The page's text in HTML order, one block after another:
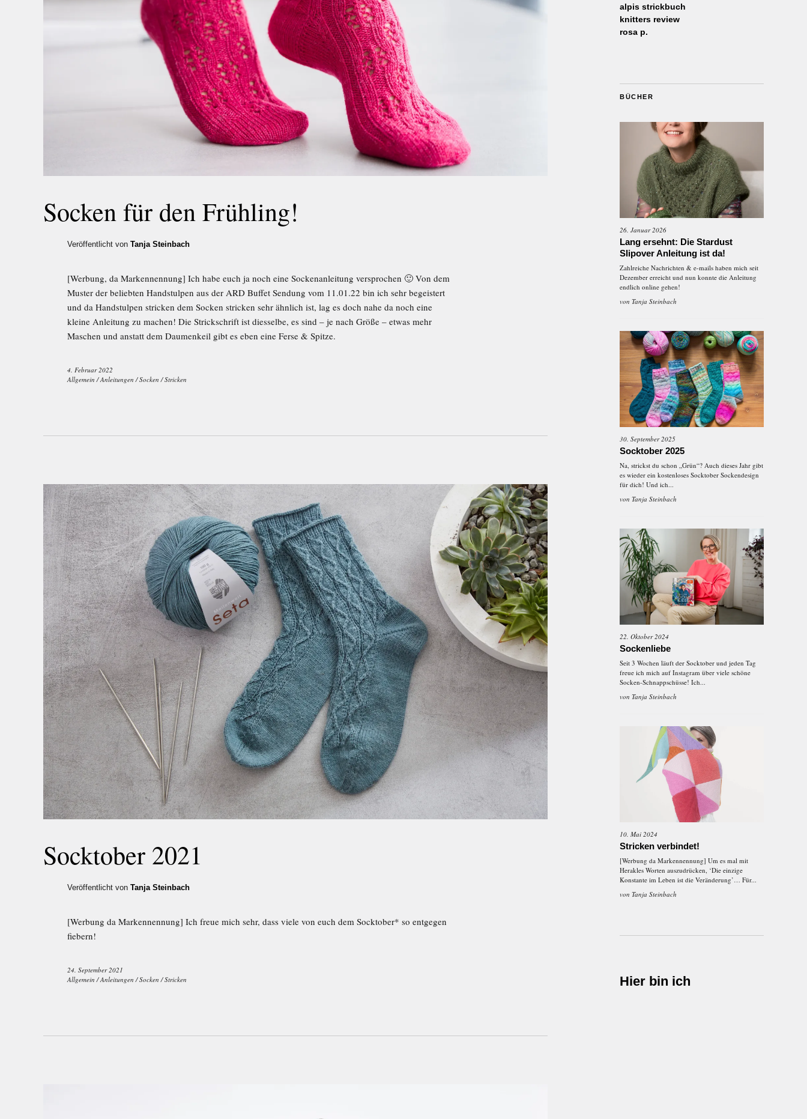
Socken für den Frühling!
Veröffentlicht von Tanja Steinbach
[Werbung, da Markennennung] Ich habe euch ja noch eine Sockenanleitung versprochen 🙂 Von dem
Muster der beliebten Handstulpen aus der ARD Buffet Sendung vom 11.01.22 bin ich sehr begeistert
und da Handstulpen stricken dem Socken stricken sehr ähnlich ist, lag es doch nahe da noch eine
kleine Anleitung zu machen! Die Strickschrift ist diesselbe, es sind – je nach Größe – etwas mehr
Maschen und anstatt dem Daumenkeil gibt es eben eine Ferse & Spitze.
4. Februar 2022
Allgemein /Anleitungen /Socken /Stricken
Socktober 2021
Veröffentlicht von Tanja Steinbach
[Werbung da Markennennung] Ich freue mich sehr, dass viele von euch dem Socktober* so entgegen
fiebern!
24. September 2021
Allgemein /Anleitungen /Socken /Stricken
alpis strickbuch
knitters review
rosa p.
BÜCHER
26. Januar 2026
Lang ersehnt: Die Stardust
Slipover Anleitung ist da!
Zahlreiche Nachrichten & e-mails haben mich seit
Dezember erreicht und nun konnte die Anleitung
endlich online gehen!
von Tanja Steinbach
30. September 2025
Socktober 2025
Na, strickst du schon „Grün“? Auch dieses Jahr gibt
es wieder ein kostenloses Socktober Sockendesign
für dich! Und ich...
von Tanja Steinbach
22. Oktober 2024
Sockenliebe
Seit 3 Wochen läuft der Socktober und jeden Tag
freue ich mich auf Instagram über viele schöne
Socken-Schnappschüsse! Ich...
von Tanja Steinbach
10. Mai 2024
Stricken verbindet!
[Werbung da Markennennung] Um es mal mit
Herakles Worten auszudrücken, ‘Die einzige
Konstante im Leben ist die Veränderung’… Für...
von Tanja Steinbach
Hier bin ich